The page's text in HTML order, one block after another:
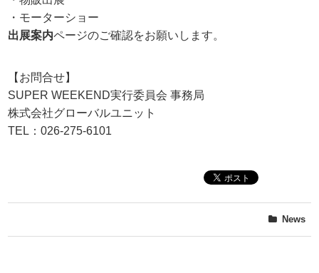
・モーターショー
出展案内ページのご確認をお願いします。
【お問合せ】
SUPER WEEKEND実行委員会 事務局
株式会社グローバルユニット
TEL：026-275-6101
News